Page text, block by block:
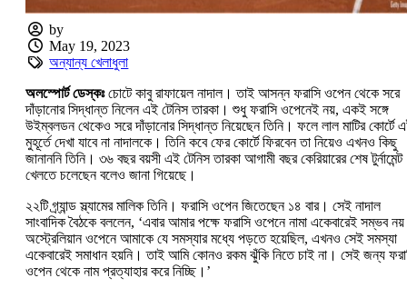
by
May 19, 2023
অন্যান্য খেলাধুলা
অলস্পোর্ট ডেস্কঃচোটে কাবু রাফায়েল নাদাল। তাই আসন্ন ফরাসি ওপেন থেকে সরে
দাঁড়ানোর সিদ্ধান্ত নিলেন এই টেনিস তারকা। শুধু ফরাসি ওপেনেই নয়, একই সঙ্গে
উইম্বলডন থেকেও সরে দাঁড়ানোর সিদ্ধান্ত নিয়েছেন তিনি। ফলে লাল মাটির কোর্টে
মুহূর্তে দেখা যাবে না নাদালকে। তিনি কবে ফের কোর্টে ফিরবেন তা নিয়েও এখনও কিছু
জানাননি তিনি। ৩৬ বছর বয়সী এই টেনিস তারকা আগামী বছর কেরিয়ারের শেষ টুর্নামেন্ট
খেলতে চলেছেন বলেও জানা গিয়েছে।
২২টি গ্র্যান্ড স্ল্যামের মালিক তিনি। ফরাসি ওপেন জিতেছেন ১৪ বার। সেই নাদাল
সাংবাদিক বৈঠকে বললেন, ‘এবার আমার পক্ষে ফরাসি ওপেনে নামা একেবারেই সম্ভব
অস্ট্রেলিয়ান ওপেনে আমাকে যে সমস্যার মধ্যে পড়তে হয়েছিল, এখনও সেই সমস্যা
একেবারেই সমাধান হয়নি। তাই আমি কোনও রকম ঝুঁকি নিতে চাই না। সেই জন্য
ওপেন থেকে নাম প্রত্যাহার করে নিচ্ছি।’